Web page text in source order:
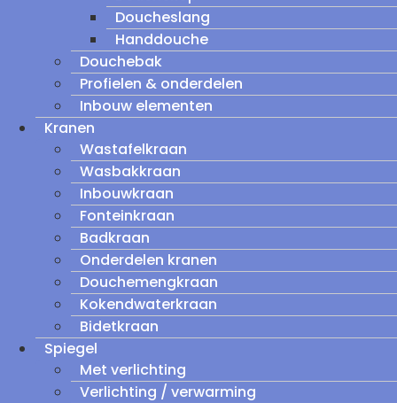
Doucheslang
Handdouche
Douchebak
Profielen & onderdelen
Inbouw elementen
Kranen
Wastafelkraan
Wasbakkraan
Inbouwkraan
Fonteinkraan
Badkraan
Onderdelen kranen
Douchemengkraan
Kokendwaterkraan
Bidetkraan
Spiegel
Met verlichting
Verlichting / verwarming